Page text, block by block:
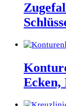
Ecken,